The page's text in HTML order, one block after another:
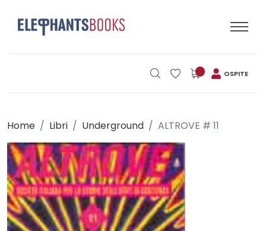
OSPITE
Home Libri Underground ALTROVE # 11